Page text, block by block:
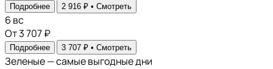
Подробнее 2 916 ₽ • Смотреть
6 вс
От 3 707 ₽
Подробнее 3 707 ₽ • Смотреть
Зеленые — самые выгодные дни